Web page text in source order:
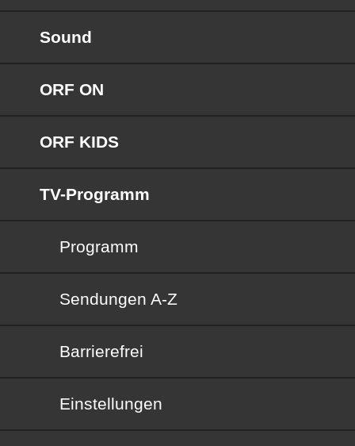
Sound
ORF ON
ORF KIDS
TV-Programm
Programm
Sendungen von A bis Z
Sendungen A-Z
Barrierefrei
Barrierefrei
Einstellungen